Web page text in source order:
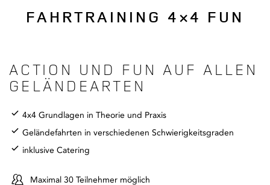
FAHRTRAINING 4×4 FUN
ACTION UND FUN AUF ALLEN
GELÄNDEARTEN
4x4 Grundlagen in Theorie und Praxis
Geländefahrten in verschiedenen Schwierigkeitsgraden
inklusive Catering
Maximal 30 Teilnehmer möglich